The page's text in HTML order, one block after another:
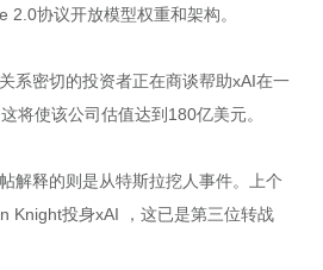
2.0协议开放模型权重和架构。
系密切的投资者正在商谈帮助xAI在一
将使该公司估值达到180亿美元。
解释的则是从特斯拉挖人事件。上个
Knight投身xAI ，这已是第三位转战